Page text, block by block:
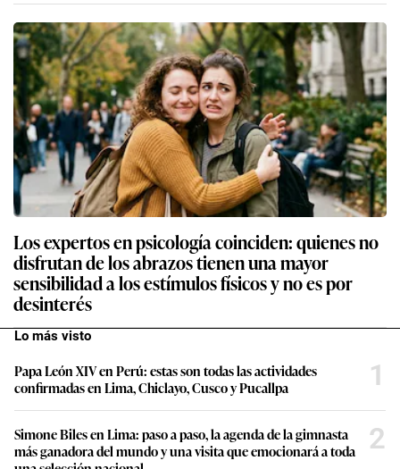
Los expertos en psicología coinciden: quienes no
disfrutan de los abrazos tienen una mayor
sensibilidad a los estímulos físicos y no es por
desinterés
Lo más visto
Papa León XIV en Perú: estas son todas las actividades
confirmadas en Lima, Chiclayo, Cusco y Pucallpa
1
Simone Biles en Lima: paso a paso, la agenda de la gimnasta
más ganadora del mundo y una visita que emocionará a toda
2